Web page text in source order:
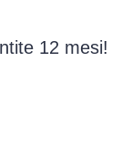
12 mesi!